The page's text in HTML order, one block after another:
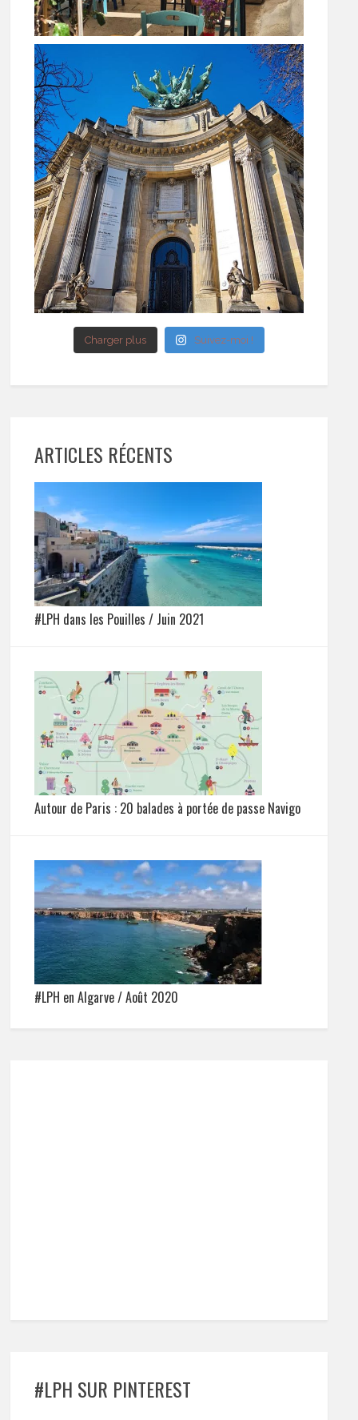
Charger plus Suivez-moi !
ARTICLES RÉCENTS
#LPH dans les Pouilles / Juin 2021
Autour de Paris : 20 balades à portée de passe Navigo
#LPH en Algarve / Août 2020
#LPH SUR PINTEREST